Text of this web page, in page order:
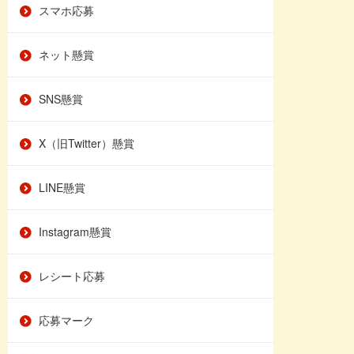
スマホ応募
ネット懸賞
SNS懸賞
X（旧Twitter）懸賞
LINE懸賞
Instagram懸賞
レシート応募
応募マーク